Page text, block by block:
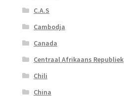
C.A.S
Cambodja
Canada
Centraal Afrikaans Republiek
Chili
China